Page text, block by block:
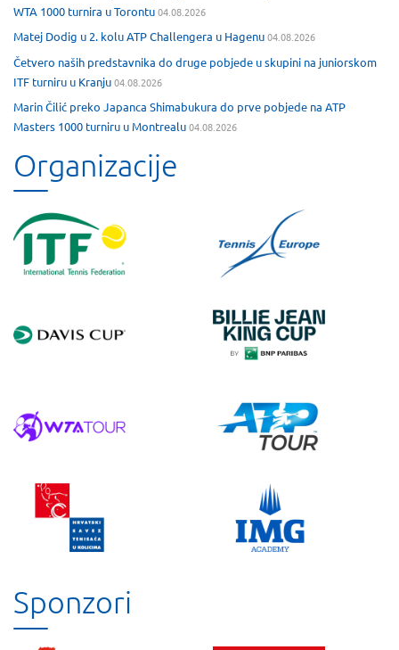
WTA 1000 turnira u Torontu04.08.2026
Matej Dodig u 2. kolu ATP Challengera u Hagenu04.08.2026
Četvero naših predstavnika do druge pobjede u skupini na juniorskom
ITF turniru u Kranju04.08.2026
Marin Čilić preko Japanca Shimabukura do prve pobjede na ATP
Masters 1000 turniru u Montrealu04.08.2026
Organizacije
Sponzori